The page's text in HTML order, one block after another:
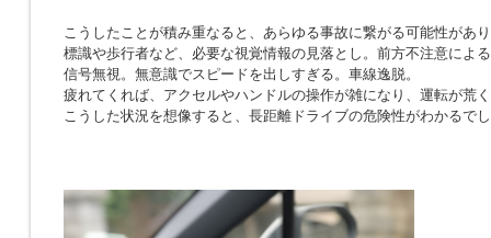
こうしたことが積み重なると、あらゆる事故に繋がる可能性があ
標識や歩行者など、必要な視覚情報の見落とし。前方不注意によ
信号無視。無意識でスピードを出しすぎる。車線逸脱。
疲れてくれば、アクセルやハンドルの操作が雑になり、運転が荒
こうした状況を想像すると、長距離ドライブの危険性がわかるで